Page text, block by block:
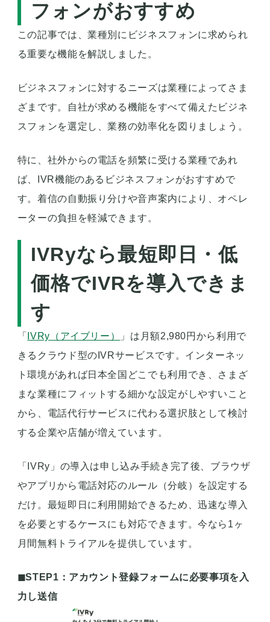
フォンがおすすめ
この記事では、業種別にビジネスフォンに求められ
る重要な機能を解説しました。
ビジネスフォンに対するニーズは業種によってさま
ざまです。自社が求める機能をすべて備えたビジネ
スフォンを選定し、業務の効率化を図りましょう。
特に、社外からの電話を頻繁に受ける業種であれ
ば、IVR機能のあるビジネスフォンがおすすめで
す。着信の自動振り分けや音声案内により、オペレ
ーターの負担を軽減できます。
IVRyなら最短即日・低
価格でIVRを導入できま
す
「 IVRy（アイブリー）
」は月額2,980円から利用で
きるクラウド型のIVRサービスです。インターネッ
ト環境があれば日本全国どこでも利用でき、さまざ
まな業種にフィットする細かな設定がしやすいこと
から、電話代行サービスに代わる選択肢として検討
する企業や店舗が増えています。
「IVRy」の導入は申し込み手続き完了後、ブラウザ
やアプリから電話対応のルール（分岐）を設定する
だけ。最短即日に利用開始できるため、迅速な導入
を必要とするケースにも対応できます。今なら1ヶ
月間無料トライアルを提供しています。
◼︎STEP1：アカウント登録フォームに必要事項を入
力し送信